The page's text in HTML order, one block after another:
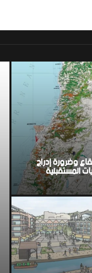
وضرورة إدراج
المستقبلية